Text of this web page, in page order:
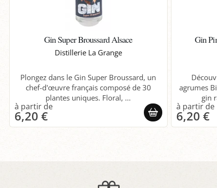
Gin Super Broussard Alsace
Distillerie La Grange
Plongez dans le Gin Super Broussard, un
chef-d'œuvre français composé de 30
plantes uniques. Floral, ...
6,20 €
Gin
agrumes
gin
6,20 €